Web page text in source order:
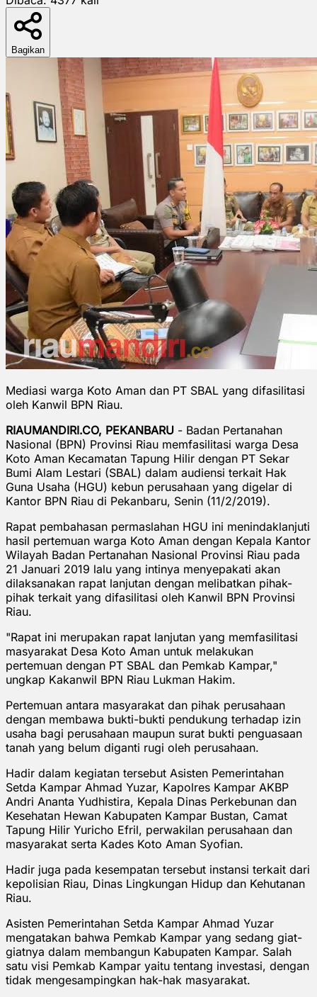
Bagikan
Mediasi warga Koto Aman dan PT SBAL yang difasilitasi
oleh Kanwil BPN Riau.
RIAUMANDIRI.CO, PEKANBARU - Badan Pertanahan
Nasional (BPN) Provinsi Riau memfasilitasi warga Desa
Koto Aman Kecamatan Tapung Hilir dengan PT Sekar
Bumi Alam Lestari (SBAL) dalam audiensi terkait Hak
Guna Usaha (HGU) kebun perusahaan yang digelar di
Kantor BPN Riau di Pekanbaru, Senin (11/2/2019).
Rapat pembahasan permaslahan HGU ini menindaklanjuti
hasil pertemuan warga Koto Aman dengan Kepala Kantor
Wilayah Badan Pertanahan Nasional Provinsi Riau pada
21 Januari 2019 lalu yang intinya menyepakati akan
dilaksanakan rapat lanjutan dengan melibatkan pihak-
pihak terkait yang difasilitasi oleh Kanwil BPN Provinsi
Riau.
"Rapat ini merupakan rapat lanjutan yang memfasilitasi
masyarakat Desa Koto Aman untuk melakukan
pertemuan dengan PT SBAL dan Pemkab Kampar,"
ungkap Kakanwil BPN Riau Lukman Hakim.
Pertemuan antara masyarakat dan pihak perusahaan
dengan membawa bukti-bukti pendukung terhadap izin
usaha bagi perusahaan maupun surat bukti penguasaan
tanah yang belum diganti rugi oleh perusahaan.
Hadir dalam kegiatan tersebut Asisten Pemerintahan
Setda Kampar Ahmad Yuzar, Kapolres Kampar AKBP
Andri Ananta Yudhistira, Kepala Dinas Perkebunan dan
Kesehatan Hewan Kabupaten Kampar Bustan, Camat
Tapung Hilir Yuricho Efril, perwakilan perusahaan dan
masyarakat serta Kades Koto Aman Syofian.
Hadir juga pada kesempatan tersebut instansi terkait dari
kepolisian Riau, Dinas Lingkungan Hidup dan Kehutanan
Riau.
Asisten Pemerintahan Setda Kampar Ahmad Yuzar
mengatakan bahwa Pemkab Kampar yang sedang giat-
giatnya dalam membangun Kabupaten Kampar. Salah
satu visi Pemkab Kampar yaitu tentang investasi, dengan
tidak mengesampingkan hak-hak masyarakat.